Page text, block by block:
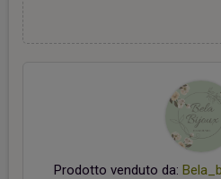
Prodotto venduto da: